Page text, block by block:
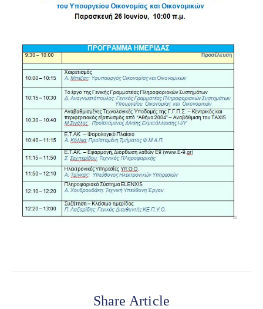
Share Article